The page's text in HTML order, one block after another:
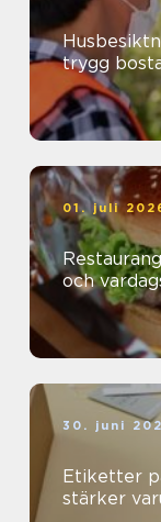
Husbesiktning i
trygg
01. juli
Restaurang
och
30. juni
Etiketter på rulle
stärker